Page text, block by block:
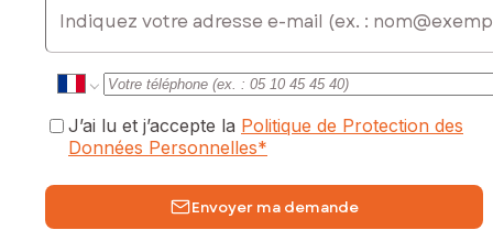
J’ai lu et j’accepte la Politique de Protection des
Données Personnelles*
Envoyer ma demande